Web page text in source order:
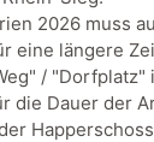
2026 muss
eine längere
/ "Dorfplatz"
die Dauer der